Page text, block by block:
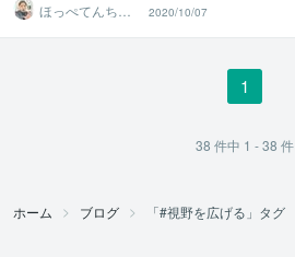
ほっぺてんちょ
う
2020/10/07
1
38 件中 1 - 38 件
ホーム ブログ 「#視野を広げる」タグ